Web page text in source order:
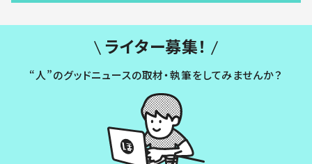
ライター募集！
“人”のグッドニュースの取材・執筆をしてみませんか？